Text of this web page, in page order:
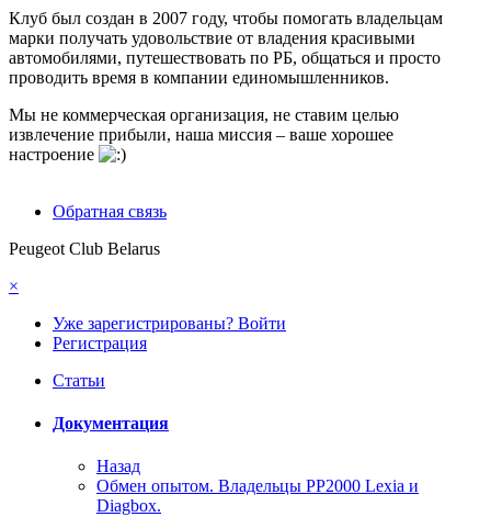
Клуб был создан в 2007 году, чтобы помогать владельцам
марки получать удовольствие от владения красивыми
автомобилями, путешествовать по РБ, общаться и просто
проводить время в компании единомышленников.
Мы не коммерческая организация, не ставим целью
извлечение прибыли, наша миссия – ваше хорошее
настроение
Обратная связь
Peugeot Club Belarus
×
Уже зарегистрированы? Войти
Регистрация
Статьи
Документация
Назад
Обмен опытом. Владельцы PP2000 Lexia и
Diagbox.